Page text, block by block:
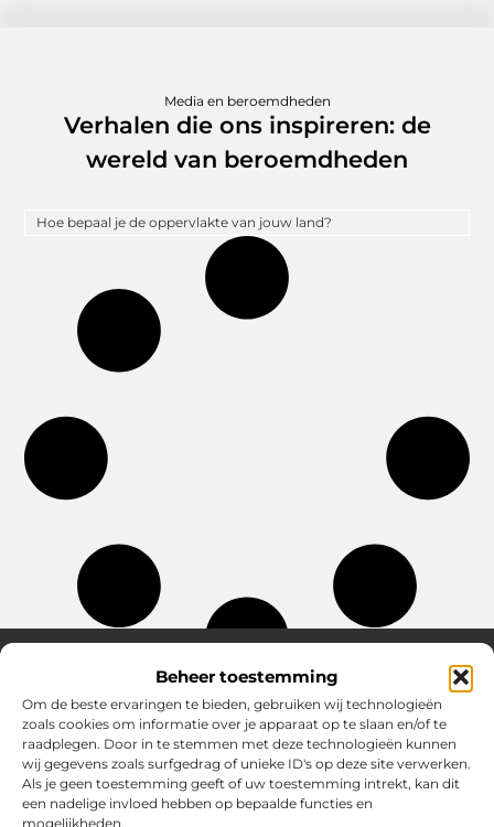
Beheer toestemming
Om de beste ervaringen te bieden, gebruiken wij technologieën
zoals cookies om informatie over je apparaat op te slaan en/of te
raadplegen. Door in te stemmen met deze technologieën kunnen
wij gegevens zoals surfgedrag of unieke ID's op deze site verwerken.
Als je geen toestemming geeft of uw toestemming intrekt, kan dit
een nadelige invloed hebben op bepaalde functies en
mogelijkheden.
Media en beroemdheden
Verhalen die ons inspireren: de
wereld van beroemdheden
Hoe bepaal je de oppervlakte van jouw land?
Over Chobmak
Jouw gids voor inspiratie en tips uit het dagelijks leven.
Ontdek een brede verzameling blogs en artikelen die je helpen
om het meeste uit elke dag te halen, met praktische adviezen
en verrassende inzichten.